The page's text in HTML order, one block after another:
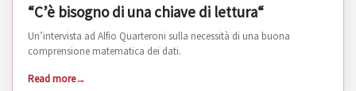
“C’è bisogno di una chiave di lettura“
Un’intervista ad Alfio Quarteroni sulla necessità di una buona
comprensione matematica dei dati.
Read more